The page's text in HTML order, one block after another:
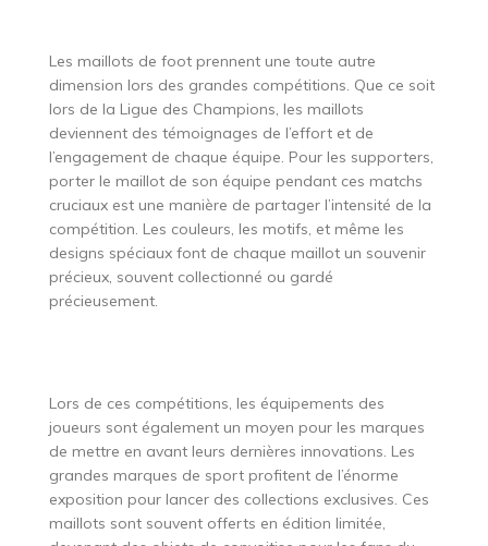
Les maillots de foot prennent une toute autre
dimension lors des grandes compétitions. Que ce soit
lors de la Ligue des Champions, les maillots
deviennent des témoignages de l’effort et de
l’engagement de chaque équipe. Pour les supporters,
porter le maillot de son équipe pendant ces matchs
cruciaux est une manière de partager l’intensité de la
compétition. Les couleurs, les motifs, et même les
designs spéciaux font de chaque maillot un souvenir
précieux, souvent collectionné ou gardé
précieusement.
Lors de ces compétitions, les équipements des
joueurs sont également un moyen pour les marques
de mettre en avant leurs dernières innovations. Les
grandes marques de sport profitent de l’énorme
exposition pour lancer des collections exclusives. Ces
maillots sont souvent offerts en édition limitée,